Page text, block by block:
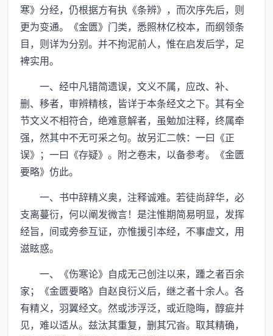
寒》分经，仍根据方有执《条辨》，而次序先后，则
更为变通。《金匮》门类，悉照林亿校本，而纲领条
目，则详为分别。并不拘泥前人，惟在启发后学，足
裨实用。
一、经中凡错简遗误，文义不属，应改、补、
删、移者，审辨精核，皆详于本条经文之下。其有全
节文义不相符合，绝难意解者，虽勉加注释，终属牵
强，然其中不无可采之句。故另汇二帙：一曰《正
误》；一曰《存疑》。附之卷末，以备参考。《金匮
要略》仿此。
一、书中辞精义奥，注释诚难。若徒尚辞华，必
支离蔓衍，何以阐发微言！是注惟期简易明显，发挥
经旨，间或旁参互证，亦惟援引本经，不事虚文，用
滋眩惑。
一、《伤寒论》自成无己创注以来，踵之者百余
家；《金匮要略》自赵良衍义后，继之者十余人。各
有精义，羽翼经文。然或涉浮泛，或近隐晦，醇疵并
见，难以适从。兹汰其重复，删其冗沓。取其精确，